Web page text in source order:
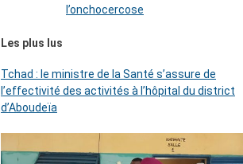
l’onchocercose
Les plus lus
Tchad : le ministre de la Santé s’assure de
l’effectivité des activités à l’hôpital du district
d’Aboudeïa